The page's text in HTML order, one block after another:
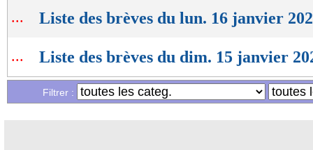
... Liste des brèves du lun. 16 janvier
... Liste des brèves du dim. 15 janvier
Filtrer :